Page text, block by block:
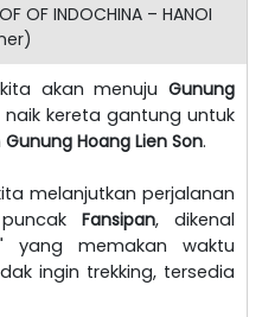
OF INDOCHINA – HANOI
akan menuju Gunung
kereta gantung untuk
Gunung Hoang Lien Son.
melanjutkan perjalanan
Fansipan, dikenal
yang memakan waktu
ingin trekking, tersedia